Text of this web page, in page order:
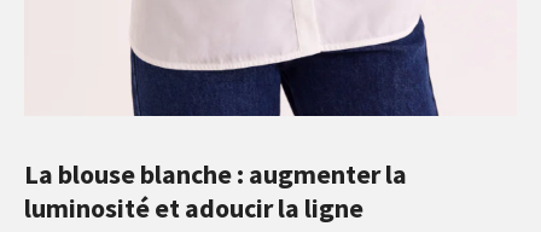
La blouse blanche : augmenter la
luminosité et adoucir la ligne